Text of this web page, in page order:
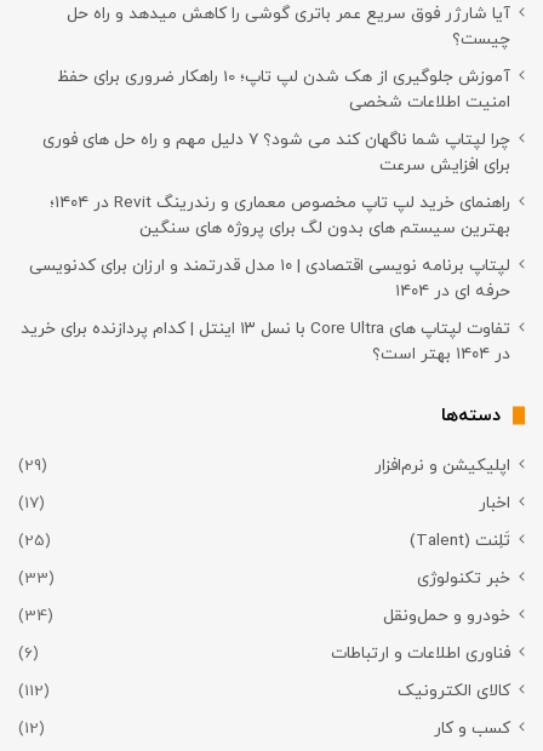
آیا شارژر فوق سریع عمر باتری گوشی را کاهش میدهد و راه حل
چیست؟
آموزش جلوگیری از هک شدن لپ تاپ؛ 10 راهکار ضروری برای حفظ
امنیت اطلاعات شخصی
چرا لپتاپ شما ناگهان کند می شود؟ ۷ دلیل مهم و راه حل های فوری
برای افزایش سرعت
راهنمای خرید لپ تاپ مخصوص معماری و رندرینگ Revit در ۱۴۰۴؛
بهترین سیستم های بدون لگ برای پروژه های سنگین
لپتاپ برنامه نویسی اقتصادی | ۱۰ مدل قدرتمند و ارزان برای کدنویسی
حرفه ای در ۱۴۰۴
تفاوت لپتاپ های Core Ultra با نسل ۱۳ اینتل | کدام پردازنده برای خرید
در ۱۴۰۴ بهتر است؟
دسته‌ها
اپلیکیشن و نرم‌افزار
(29)
اخبار
(17)
تَلِنت (Talent)
(25)
خبر تکنولوژی
(33)
خودرو و حمل‌و‌نقل
(34)
فناوری اطلاعات و ارتباطات
(6)
کالای الکترونیک
(112)
کسب و کار
(12)